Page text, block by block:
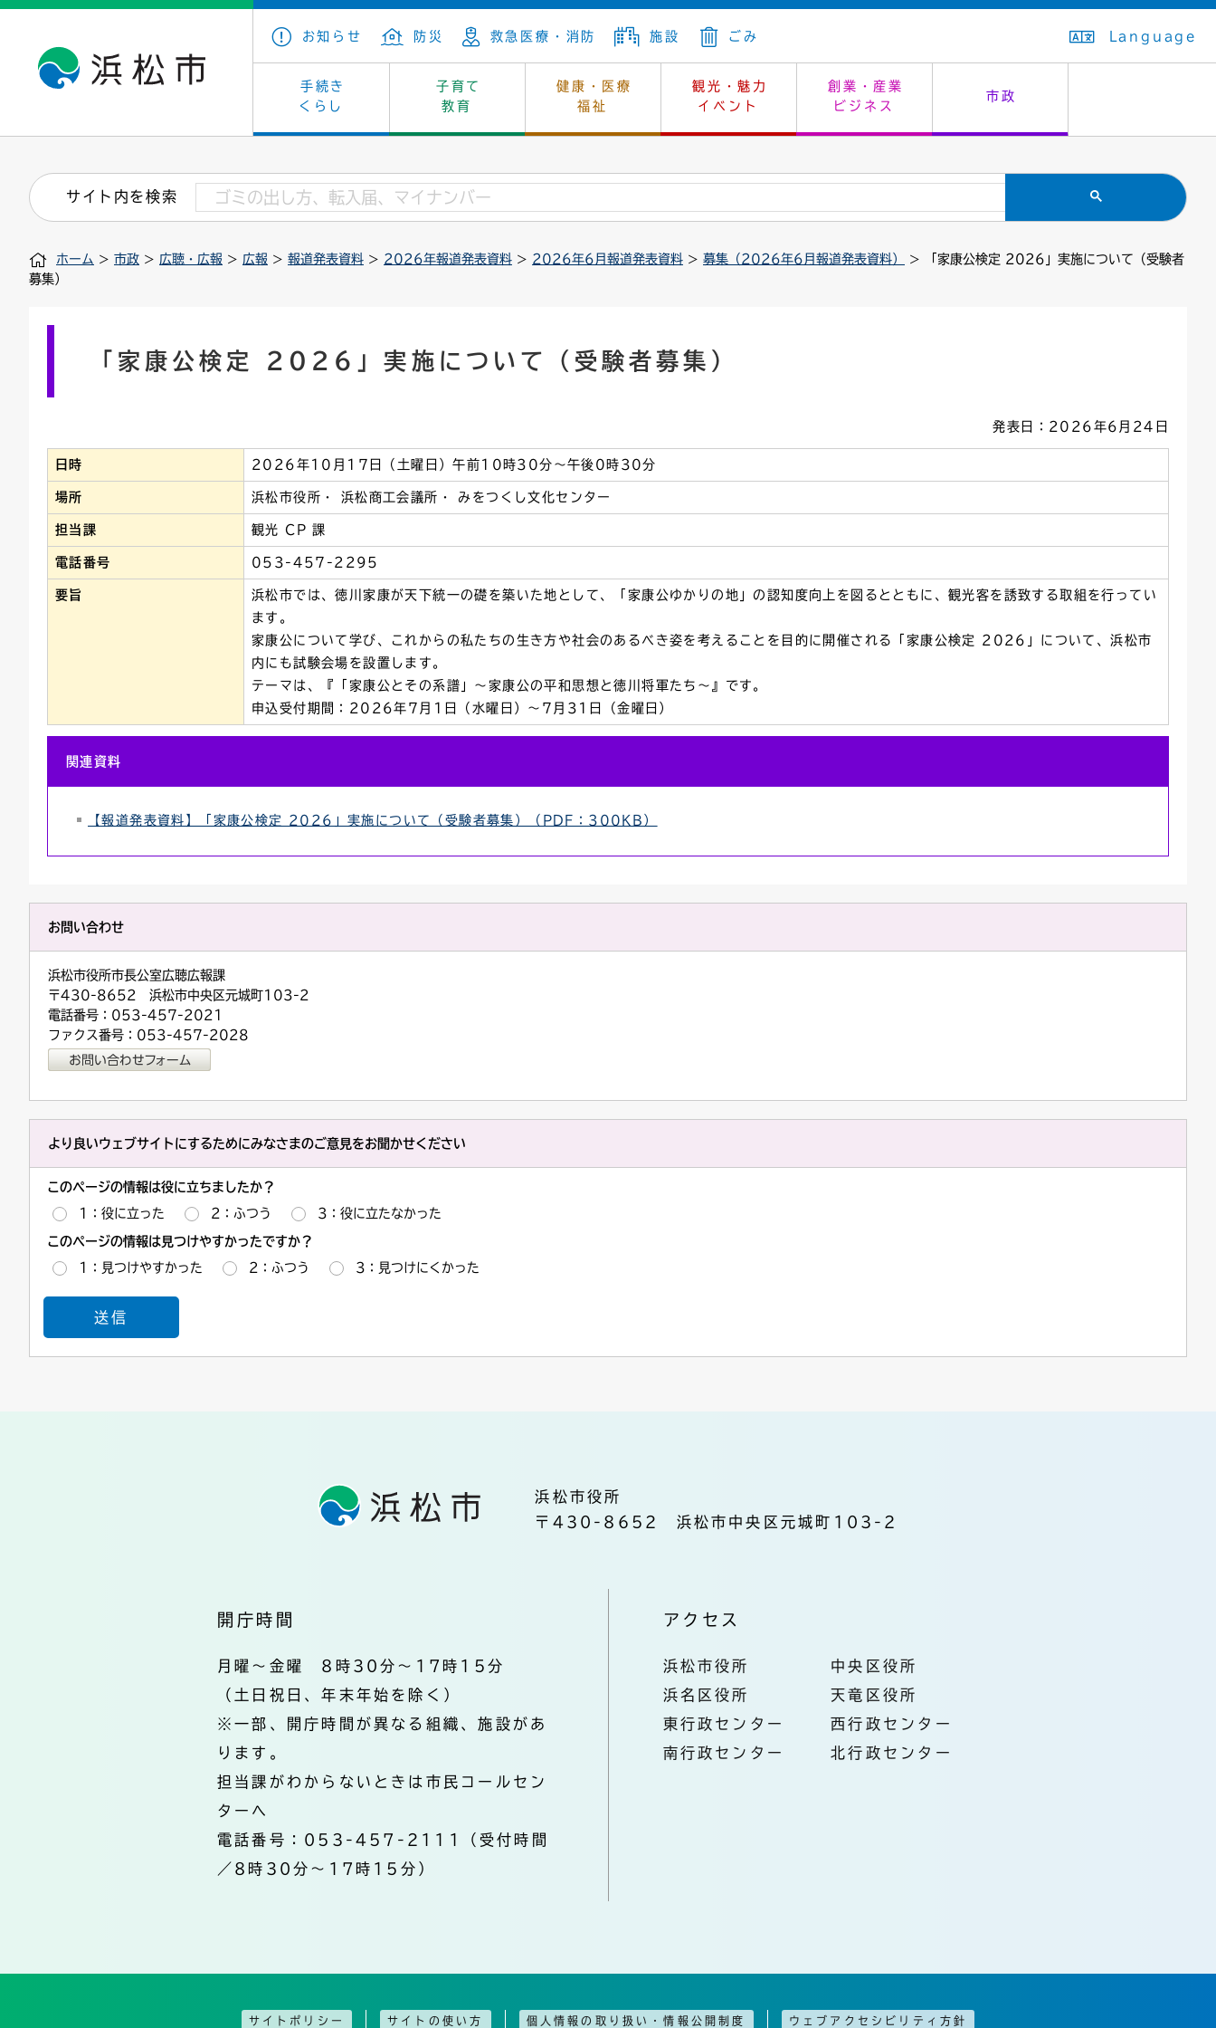
お知らせ 防災 救急医療・消防 施設 ごみ Language
手続き
くらし
子育て
教育
健康・医療
福祉
観光・魅力
イベント
創業・産業
ビジネス
市政
戸籍・住民の手続き 保険・年金 上下水道 生活排水
住まい・建築 墓地・斎場 消費生活 市民安全
税金 法人税 環境 住居表示
印鑑登録証明書 戸籍謄本・抄本 住所変更
子育て・青少年・若者 教育 生涯学習 教育委員会
看護専門学校 学級閉鎖 幼稚園一覧 入学式・卒業式
小学校一覧 中学校一覧 通学区域
健康・医療 福祉 休日当番医 救急・夜間診療
介護保険 保健所 感染症
文化・芸術 文化財 レジャー・スポーツ 施設予約（まつぼっくり）
浜松・浜名湖だいすきネット はじめよう、ハマライフ はたちの集い
産業振興 カーボンニュートラル 土地 指定管理者制度
発注情報(入札・契約) 福祉・介護 環境対策 公共事業の技術監理
募集 雇用・就労 企業立地 バナー広告
市の概要 庁舎案内 市長の部屋 議会
外郭団体 統計 選挙 オープンデータ
職員採用 市有財産 例規・公示 組織案内
会議 情報公開・個人情報 監査
サイト内を検索
ホーム > 市政 > 広聴・広報 > 広報 > 報道発表資料 > 2026年報道発表資料 > 2026年6月報道発表資料 > 募集（2026年6月報道発表資料）
> 「家康公検定 2026」実施について（受験者
募集）
「家康公検定 2026」実施について（受験者募集）
発表日：2026年6月24日
日時 2026年10月17日（土曜日）午前10時30分～午後0時30分
場所 浜松市役所・ 浜松商工会議所・ みをつくし文化センター
担当課 観光 CP 課
電話番号 053-457-2295
要旨
浜松市では、徳川家康が天下統一の礎を築いた地として、「家康公ゆかりの地」の認知度向上を図るとともに、観光客を誘致する取組を行ってい
ます。
家康公について学び、これからの私たちの生き方や社会のあるべき姿を考えることを目的に開催される「家康公検定 2026」について、浜松市
内にも試験会場を設置します。
テーマは、『「家康公とその系譜」～家康公の平和思想と徳川将軍たち～』です。
申込受付期間：2026年7月1日（水曜日）～7月31日（金曜日）
関連資料
【報道発表資料】「家康公検定 2026」実施について（受験者募集）（PDF：300KB）
お問い合わせ
浜松市役所市長公室広聴広報課
〒430-8652 浜松市中央区元城町103-2
電話番号：053-457-2021
ファクス番号：053-457-2028
より良いウェブサイトにするためにみなさまのご意見をお聞かせください
このページの情報は役に立ちましたか？
1：役に立った 2：ふつう 3：役に立たなかった
このページの情報は見つけやすかったですか？
1：見つけやすかった 2：ふつう 3：見つけにくかった
浜松市役所
〒430-8652 浜松市中央区元城町103-2
開庁時間
月曜～金曜 8時30分～17時15分
（土日祝日、年末年始を除く）
※一部、開庁時間が異なる組織、施設があ
ります。
担当課がわからないときは市民コールセン
ターへ
電話番号：053-457-2111（受付時間
／8時30分～17時15分）
アクセス
浜松市役所
中央区役所
浜名区役所
天竜区役所
東行政センター
西行政センター
南行政センター
北行政センター
サイトポリシー サイトの使い方 個人情報の取り扱い・情報公開制度 ウェブアクセシビリティ方針